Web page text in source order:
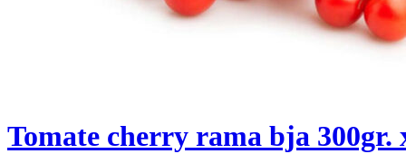
Tomate cherry rama bja 300gr.